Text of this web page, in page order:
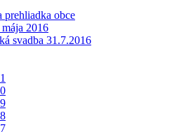
prehliadka obce
mája 2016
svadba 31.7.2016